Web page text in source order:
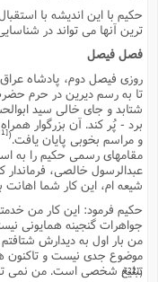
حکیم با این اندیشه با
ترین آنها مى تواند در
فصل فیصل
روزى فیصل دوم، پادشاه
تا به رسم دیرین در حرم
شتابد و جاى خالى سید
برد - پُر کند. آن بزرگوار
و مراسم بخوبى پایان یافت.(
[21]
مقامهاى رسمى حکیم را به
عبدالرسول خالصى، فرماندار
شیعه ام، این کار شما
حکیم فرمود: این کار من
جواهرات گنجینه همایونى
من بار اول به دیدارش
موضوع جدى نیست و تاکنون
تبلیغ شخصى است. من نمى[22]
)